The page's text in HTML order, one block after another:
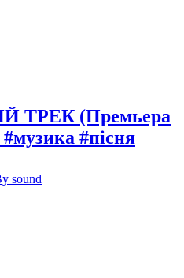
ТРЕК (Премьера
#пісня
sound